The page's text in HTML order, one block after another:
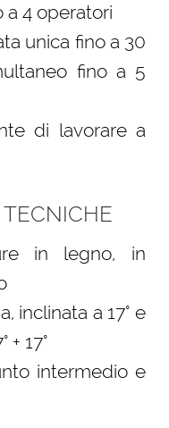
a 4 operatori
unica fino a 30
fino a 5
di lavorare a
in legno, in
inclinata a 17° e
17°
intermedio e